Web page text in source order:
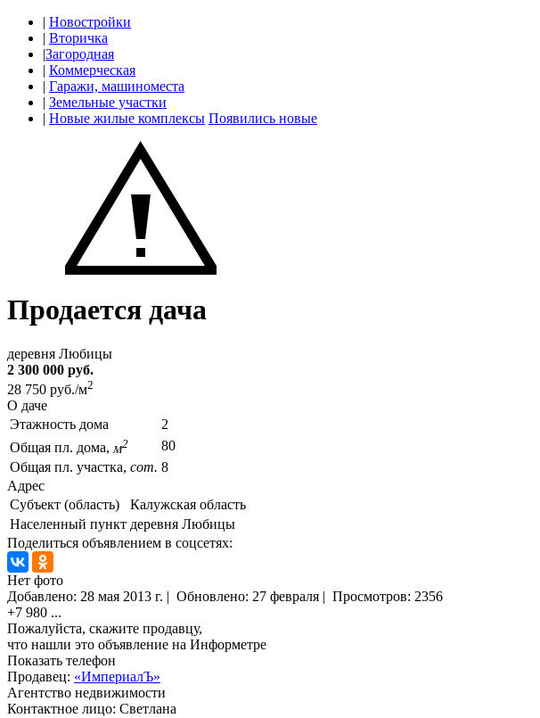
| Новостройки
| Вторичка
|Загородная
| Коммерческая
| Гаражи, машиноместа
| Земельные участки
| Новые жилые комплексы Появились новые
Продается дача
деревня Любицы
2 300 000 руб.
28 750 руб./м2
О даче
Этажность дома
2
Общая пл. дома, м2
80
Общая пл. участка, сот. 8
Адрес
Субъект (область)
Калужская область
Населенный пункт деревня Любицы
Поделиться объявлением в соцсетях:
Нет фото
Добавлено: 28 мая 2013 г. | Обновлено: 27 февраля | Просмотров: 2356
+7 980 ...
Пожалуйста, скажите продавцу,
что нашли это объявление на Информетре
Показать телефон
Продавец: «ИмпериалЪ»
Агентство недвижимости
Контактное лицо: Светлана